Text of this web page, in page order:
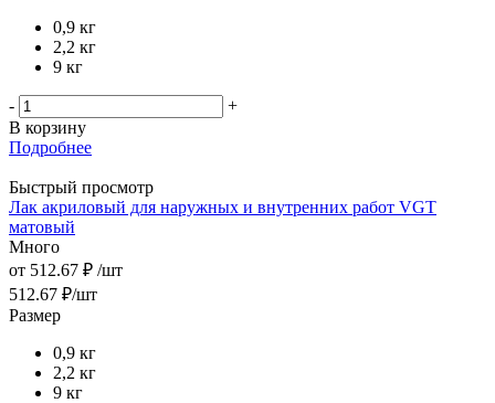
0,9 кг
2,2 кг
9 кг
-
+
В корзину
Подробнее
Быстрый просмотр
Лак акриловый для наружных и внутренних работ VGT
матовый
Много
от 512.67 ₽ /шт
512.67 ₽/шт
Размер
0,9 кг
2,2 кг
9 кг